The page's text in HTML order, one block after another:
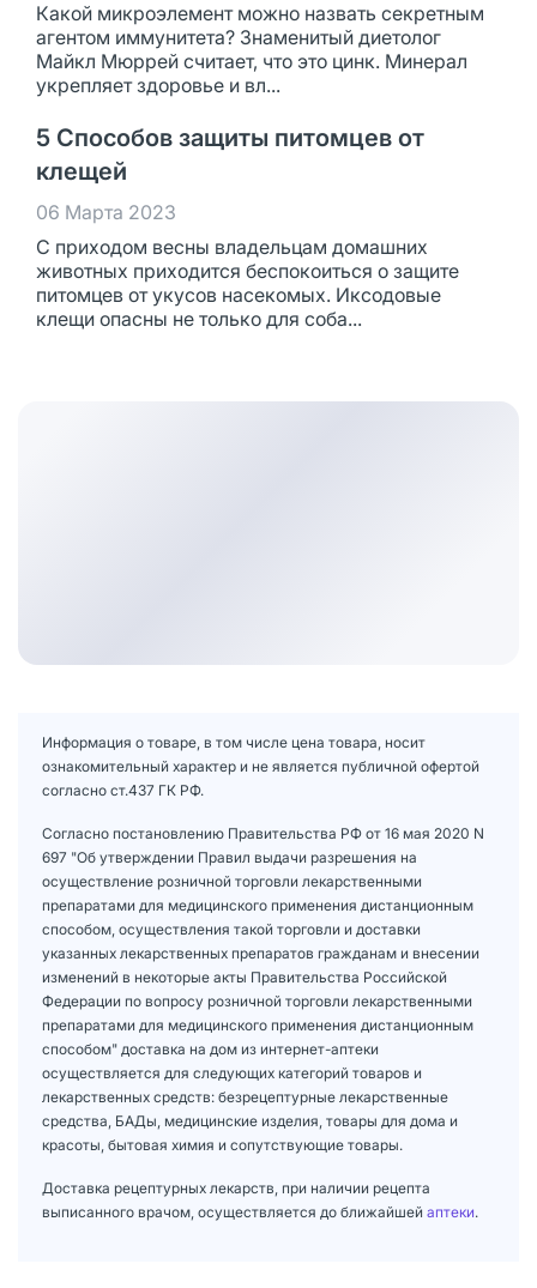
Какой микроэлемент можно назвать секретным
агентом иммунитета? Знаменитый диетолог
Майкл Мюррей считает, что это цинк. Минерал
укрепляет здоровье и вл...
5 Способов защиты питомцев от
клещей
06 Марта 2023
С приходом весны владельцам домашних
животных приходится беспокоиться о защите
питомцев от укусов насекомых. Иксодовые
клещи опасны не только для соба...
Информация о товаре, в том числе цена товара, носит
ознакомительный характер и не является публичной офертой
согласно ст.437 ГК РФ.
Согласно постановлению Правительства РФ от 16 мая 2020 N
697 "Об утверждении Правил выдачи разрешения на
осуществление розничной торговли лекарственными
препаратами для медицинского применения дистанционным
способом, осуществления такой торговли и доставки
указанных лекарственных препаратов гражданам и внесении
изменений в некоторые акты Правительства Российской
Федерации по вопросу розничной торговли лекарственными
препаратами для медицинского применения дистанционным
способом" доставка на дом из интернет-аптеки
осуществляется для следующих категорий товаров и
лекарственных средств: безрецептурные лекарственные
средства, БАДы, медицинские изделия, товары для дома и
красоты, бытовая химия и сопутствующие товары.
Доставка рецептурных лекарств, при наличии рецепта
выписанного врачом, осуществляется до ближайшей аптеки.